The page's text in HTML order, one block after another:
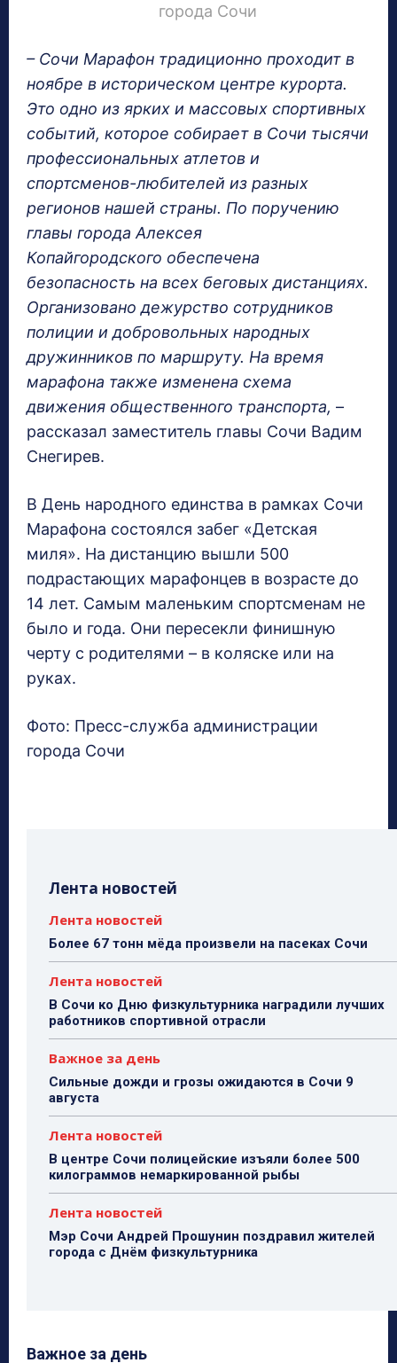
города Сочи
– Сочи Марафон традиционно проходит в
ноябре в историческом центре курорта.
Это одно из ярких и массовых спортивных
событий, которое собирает в Сочи тысячи
профессиональных атлетов и
спортсменов-любителей из разных
регионов нашей страны. По поручению
главы города Алексея
Копайгородского обеспечена
безопасность на всех беговых дистанциях.
Организовано дежурство сотрудников
полиции и добровольных народных
дружинников по маршруту. На время
марафона также изменена схема
движения общественного транспорта, –
рассказал заместитель главы Сочи Вадим
Снегирев.
В День народного единства в рамках Сочи
Марафона состоялся забег «Детская
миля». На дистанцию вышли 500
подрастающих марафонцев в возрасте до
14 лет. Самым маленьким спортсменам не
было и года. Они пересекли финишную
черту с родителями – в коляске или на
руках.
Фото: Пресс-служба администрации
города Сочи
Лента новостей
Лента новостей
Более 67 тонн мёда произвели на пасеках Сочи
Лента новостей
В Сочи ко Дню физкультурника наградили лучших
работников спортивной отрасли
Важное за день
Сильные дожди и грозы ожидаются в Сочи 9
августа
Лента новостей
В центре Сочи полицейские изъяли более 500
килограммов немаркированной рыбы
Лента новостей
Мэр Сочи Андрей Прошунин поздравил жителей
города с Днём физкультурника
Важное за день